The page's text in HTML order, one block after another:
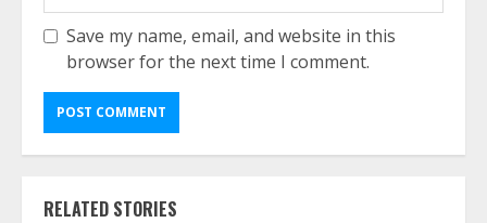
Save my name, email, and website in this
browser for the next time I comment.
RELATED STORIES